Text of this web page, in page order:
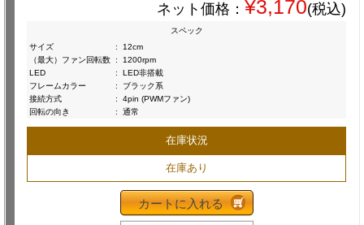
ネット価格： ¥3,170(税込)
スペック
サイズ
:
12cm
（最大）ファン回転数 :
1200rpm
LED
:
LED非搭載
フレームカラー
:
ブラック系
接続方式
:
4pin (PWMファン)
回転の向き
: 通常
在庫状況
在庫あり
カートに入れる